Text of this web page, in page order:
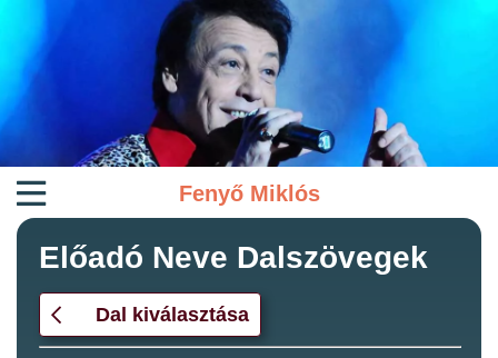
Fenyő Miklós
Előadó Neve Dalszövegek
Dal kiválasztása